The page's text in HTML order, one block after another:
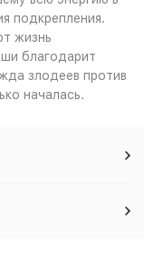
подкрепления.
жизнь
благодарит
злодеев против
началась.